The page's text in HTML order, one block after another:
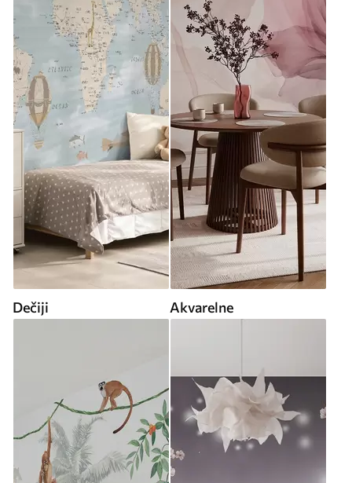
Dečiji Akvarelne